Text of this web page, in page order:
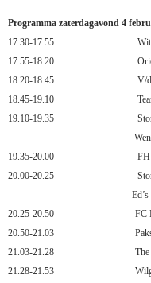
Programma zaterdagavond 4
17.30-17.55
17.55-18.20
18.20-18.45 V/
18.45-19.10
19.10-19.35
19.35-20.00
20.00-20.25
20.25-20.50
20.50-21.03
21.03-21.28
21.28-21.53